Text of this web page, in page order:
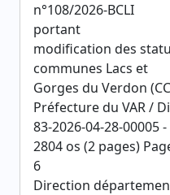
n°108/2026-BCLI
portant
modification des
communes Lacs et
Gorges du Verdon
Préfecture du VAR /
83-2026-04-28-00005 -
2804 os (2 pages)
6
Direction